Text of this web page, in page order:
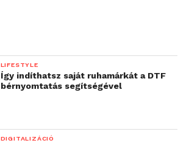
LIFESTYLE
Így indíthatsz saját ruhamárkát a DTF
bérnyomtatás segítségével
DIGITALIZÁCIÓ